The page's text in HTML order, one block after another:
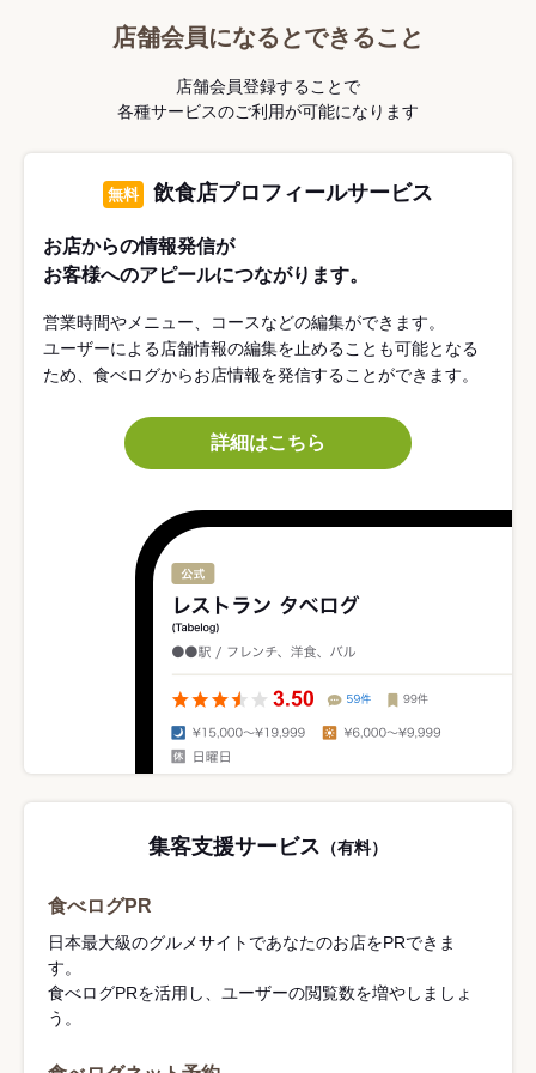
店舗会員になるとできること
店舗会員登録することで
各種サービスのご利用が可能になります
無料 飲食店プロフィールサービス
お店からの情報発信が
お客様へのアピールにつながります。
営業時間やメニュー、コースなどの編集ができます。
ユーザーによる店舗情報の編集を止めることも可能となる
ため、食べログからお店情報を発信することができます。
詳細はこちら
集客支援サービス （有料）
食べログPR
日本最大級のグルメサイトであなたのお店をPRできま
す。
食べログPRを活用し、ユーザーの閲覧数を増やしましょ
う。